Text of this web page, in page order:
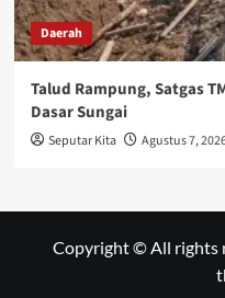
Daerah
Talud Rampung, Satgas
Dasar Sungai
Seputar Kita Agustus 7,
Copyright © All rights